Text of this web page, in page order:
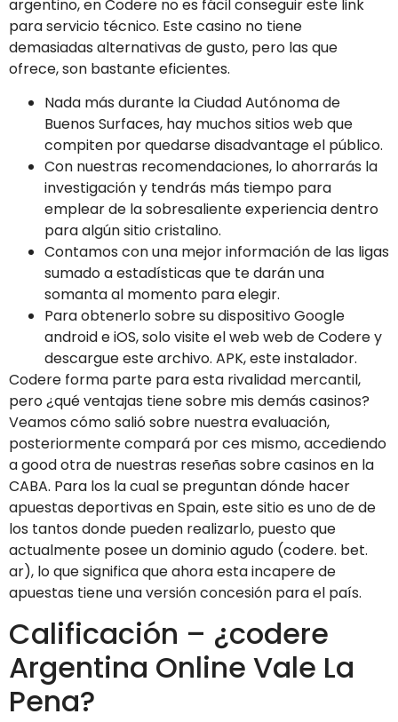
argentino, en Codere no es fácil conseguir este link
para servicio técnico. Este casino no tiene
demasiadas alternativas de gusto, pero las que
ofrece, son bastante eficientes.
Nada más durante la Ciudad Autónoma de
Buenos Surfaces, hay muchos sitios web que
compiten por quedarse disadvantage el público.
Con nuestras recomendaciones, lo ahorrarás la
investigación y tendrás más tiempo para
emplear de la sobresaliente experiencia dentro
para algún sitio cristalino.
Contamos con una mejor información de las ligas
sumado a estadísticas que te darán una
somanta al momento para elegir.
Para obtenerlo sobre su dispositivo Google
android e iOS, solo visite el web web de Codere y
descargue este archivo. APK, este instalador.
Codere forma parte para esta rivalidad mercantil,
pero ¿qué ventajas tiene sobre mis demás casinos?
Veamos cómo salió sobre nuestra evaluación,
posteriormente compará por ces mismo, accediendo
a good otra de nuestras reseñas sobre casinos en la
CABA. Para los la cual se preguntan dónde hacer
apuestas deportivas en Spain, este sitio es uno de de
los tantos donde pueden realizarlo, puesto que
actualmente posee un dominio agudo (codere. bet.
ar), lo que significa que ahora esta incapere de
apuestas tiene una versión concesión para el país.
Calificación – ¿codere
Argentina Online Vale La
Pena?